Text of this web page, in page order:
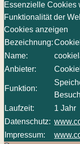
Essenzielle Cookies
Funktionalität der
Cookies anzeigen
Bezeichnung:
Name:
Anbieter:
Funktion:
Laufzeit:
1 Jahr
Datenschutz:
Impressum: